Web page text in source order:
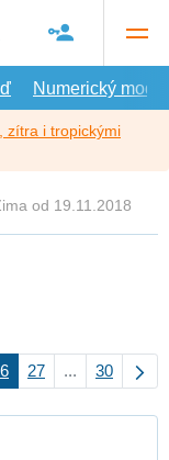
Numerický model
zítra i tropickými
od 19.11.2018
27 ... 30